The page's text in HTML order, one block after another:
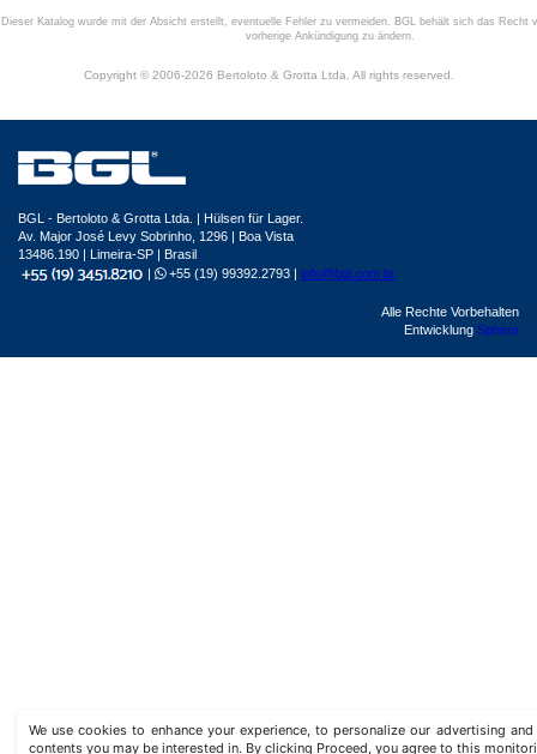
Dieser Katalog wurde mit der Absicht erstellt, eventuelle Fehler zu vermeiden. BGL behält sich das Recht
vorherige Ankündigung zu ändern.
Copyright © 2006-2026 Bertoloto & Grotta Ltda. All rights reserved.
We use cookies to enhance your experience, to personalize our advertising
contents you may be interested in. By clicking Proceed, you agree to this
BGL - Bertoloto & Grotta Ltda. | Hülsen für Lager.
Av. Major José Levy Sobrinho, 1296 | Boa Vista
13486.190 | Limeira-SP | Brasil
|
+55 (19) 99392.2793 | info@bgl.com.br
Alle Rechte Vorbehalten
Entwicklung Sphera